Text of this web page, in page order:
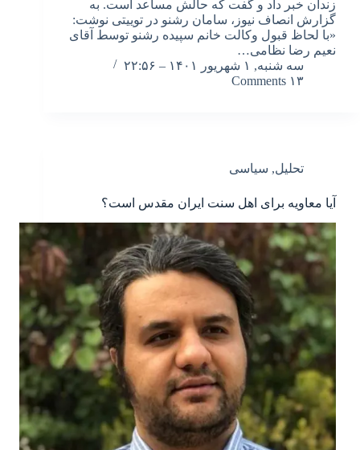
زندان خبر داد و گفت که حالش مساعد است. به
گزارش انصاف نیوز، سامان رشنو در توییتی نوشت:
«با لحاظ قبول وکالت خانم سپیده رشنو توسط آقای
نعیم رضا نظامی…
سه شنبه, ۱ شهریور ۱۴۰۱ – ۲۲:۵۶
۱۳ Comments
تحلیل, سیاسی
آیا معاویه برای اهل سنت ایران مقدس است؟